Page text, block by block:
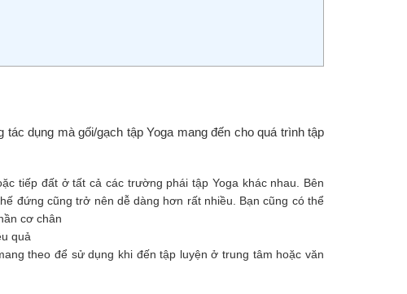
dụng mà gối/gạch tập Yoga mang đến cho quá trình tập
tiếp đất ở tất cả các trường phái tập Yoga khác nhau. Bên
đứng cũng trở nên dễ dàng hơn rất nhiều. Bạn cũng có thể
cơ chân
quả
theo để sử dụng khi đến tập luyện ở trung tâm hoặc văn